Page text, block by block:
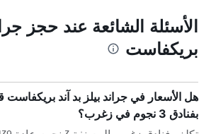
الأسئلة الشائعة عند حجز
بريكفاست
هل الأسعار في جراند بيلز بد آند بريكفاست
بفنادق 3 نجوم في زغرب؟